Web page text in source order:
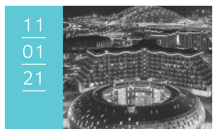
11
01
21